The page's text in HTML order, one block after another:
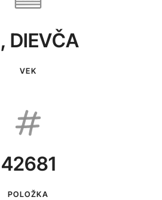
, DIEVČA
VEK
42681
POLOŽKA